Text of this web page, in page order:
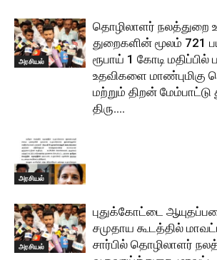
அரசியல்
தொழிலாளர் நலத்துறை
துறைகளின் மூலம் 721
ரூபாய் 1 கோடி மதிப்பில்
உதவிகளை மாண்புமிகு
மற்றும் திறன்
திரு....
அரசியல்
அரசியல்
புதுக்கோட்டை
சமுதாய கூடத்தில்
சார்பில் தொழிலாளர்